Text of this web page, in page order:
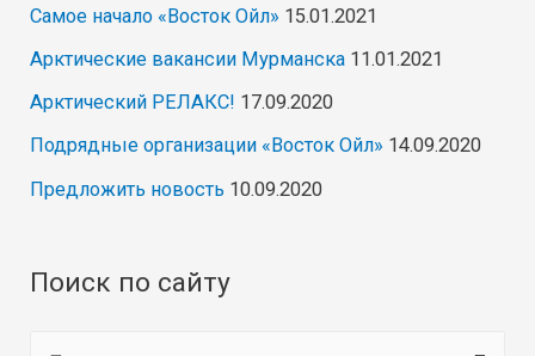
Самое начало «Восток Ойл» 15.01.2021
Арктические вакансии Мурманска 11.01.2021
Арктический РЕЛАКС! 17.09.2020
Подрядные организации «Восток Ойл» 14.09.2020
Предложить новость 10.09.2020
Поиск по сайту